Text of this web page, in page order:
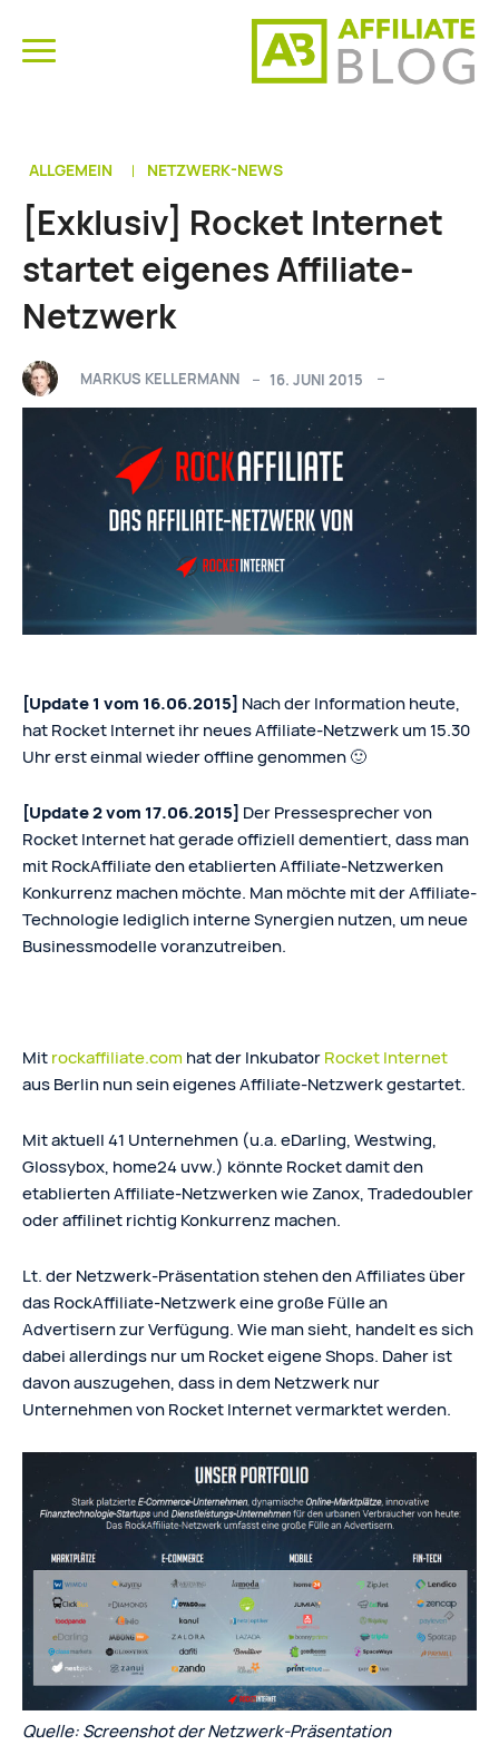
ALLGEMEIN NETZWERK-NEWS
[Exklusiv] Rocket Internet
startet eigenes Affiliate-
Netzwerk
MARKUS KELLERMANN 16. JUNI 2015
[Update 1 vom 16.06.2015] Nach der Information heute,
hat Rocket Internet ihr neues Affiliate-Netzwerk um 15.30
Uhr erst einmal wieder offline genommen 🙂
[Update 2 vom 17.06.2015] Der Pressesprecher von
Rocket Internet hat gerade offiziell dementiert, dass man
mit RockAffiliate den etablierten Affiliate-Netzwerken
Konkurrenz machen möchte. Man möchte mit der Affiliate-
Technologie lediglich interne Synergien nutzen, um neue
Businessmodelle voranzutreiben.
Mitrockaffiliate.com hat der InkubatorRocket Internet
aus Berlin nun sein eigenes Affiliate-Netzwerk gestartet.
Mit aktuell 41 Unternehmen (u.a. eDarling, Westwing,
Glossybox, home24 uvw.) könnte Rocket damit den
etablierten Affiliate-Netzwerken wie Zanox, Tradedoubler
oder affilinet richtig Konkurrenz machen.
Lt. der Netzwerk-Präsentation stehen den Affiliates über
das RockAffiliate-Netzwerk eine große Fülle an
Advertisern zur Verfügung. Wie man sieht, handelt es sich
dabei allerdings nur um Rocket eigene Shops. Daher ist
davon auszugehen, dass in dem Netzwerk nur
Unternehmen von Rocket Internet vermarktet werden.
Quelle: Screenshot der Netzwerk-Präsentation